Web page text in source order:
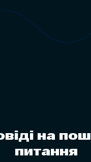
на
питання